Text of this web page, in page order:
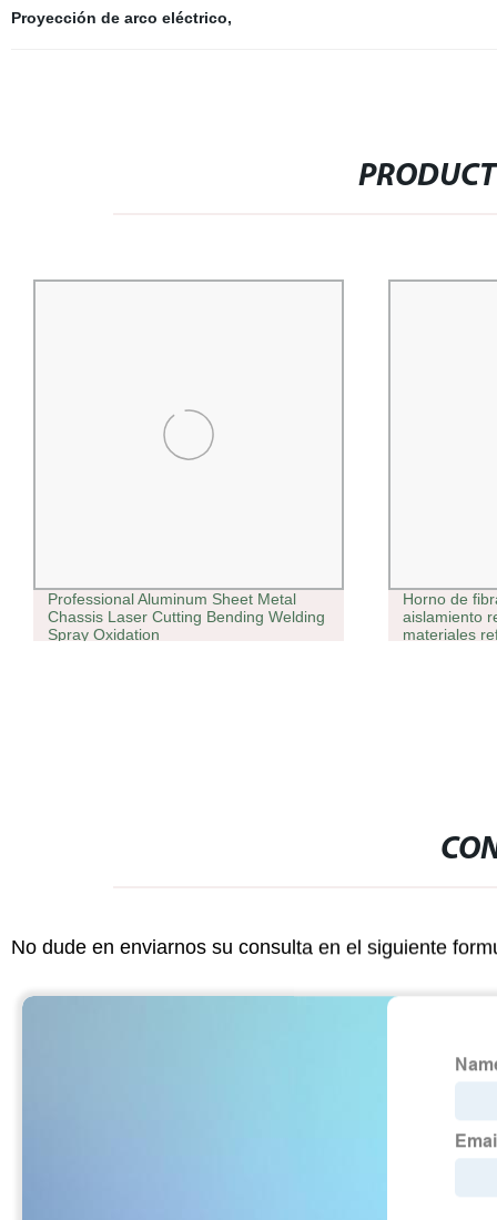
Proyección de arco eléctrico,
Professional Aluminum Sheet Metal
Chassis Laser Cutting Bending Welding
Spray Oxidation
Horno de
aislamiento
materiales
No dude en enviarnos su consulta en el siguiente